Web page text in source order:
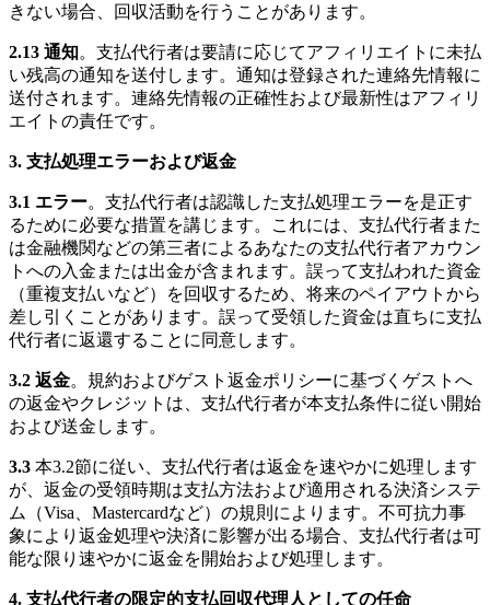
きない場合、回収活動を行うことがあります。
2.13 通知。支払代行者は要請に応じてアフィリエイトに未払
い残高の通知を送付します。通知は登録された連絡先情報に
送付されます。連絡先情報の正確性および最新性はアフィリ
エイトの責任です。
3. 支払処理エラーおよび返金
3.1 エラー。支払代行者は認識した支払処理エラーを是正す
るために必要な措置を講じます。これには、支払代行者また
は金融機関などの第三者によるあなたの支払代行者アカウン
トへの入金または出金が含まれます。誤って支払われた資金
（重複支払いなど）を回収するため、将来のペイアウトから
差し引くことがあります。誤って受領した資金は直ちに支払
代行者に返還することに同意します。
3.2 返金。規約およびゲスト返金ポリシーに基づくゲストへ
の返金やクレジットは、支払代行者が本支払条件に従い開始
および送金します。
3.3 本3.2節に従い、支払代行者は返金を速やかに処理します
が、返金の受領時期は支払方法および適用される決済システ
ム（Visa、Mastercardなど）の規則によります。不可抗力事
象により返金処理や決済に影響が出る場合、支払代行者は可
能な限り速やかに返金を開始および処理します。
4. 支払代行者の限定的支払回収代理人としての任命